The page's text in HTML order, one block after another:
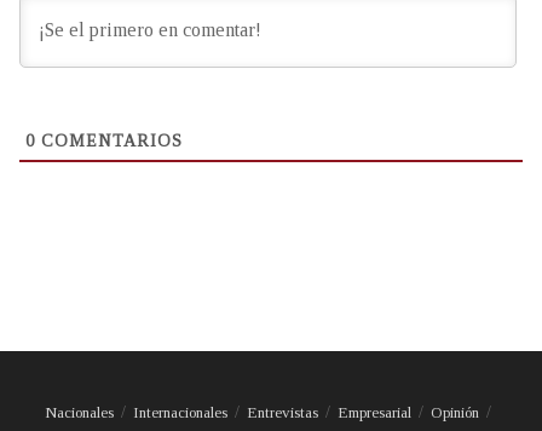
0 COMENTARIOS
Nacionales Internacionales Entrevistas Empresarial
Opinión